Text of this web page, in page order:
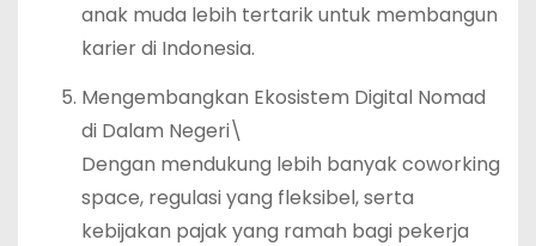
anak muda lebih tertarik untuk membangun
karier di Indonesia.
Mengembangkan Ekosistem Digital Nomad
di Dalam Negeri\
Dengan mendukung lebih banyak coworking
space, regulasi yang fleksibel, serta
kebijakan pajak yang ramah bagi pekerja